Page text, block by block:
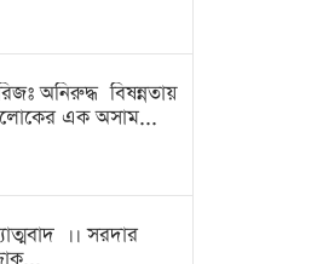
অনিরুদ্ধ বিষন্নতায়
এক অসাম...
।। সরদার